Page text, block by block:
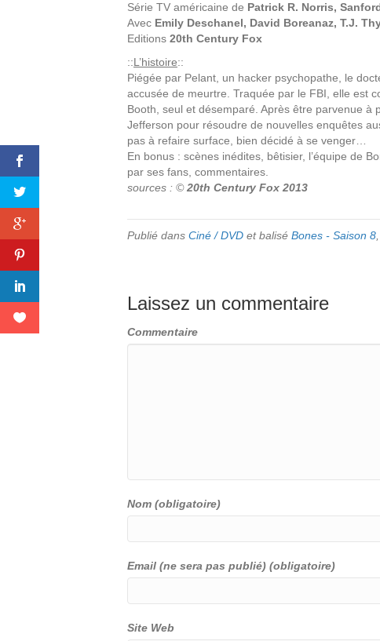
Série TV américaine de Patrick R. Norris,
Avec Emily Deschanel, David Boreanaz, T.J.
Editions 20th Century Fox
::L’histoire::
Piégée par Pelant, un hacker psychopathe, le
accusée de meurtre. Traquée par le FBI, elle est
Booth, seul et désemparé. Après être parvenue à
Jefferson pour résoudre de nouvelles enquêtes
pas à refaire surface, bien décidé à se venger…
En bonus : scènes inédites, bêtisier, l’équipe de
par ses fans, commentaires.
sources : ©20th Century Fox 2013
Publié dans Ciné / DVD et balisé Bones - Saison 8
Laissez un commentaire
Commentaire
Nom (obligatoire)
Email (ne sera pas publié) (obligatoire)
Site Web